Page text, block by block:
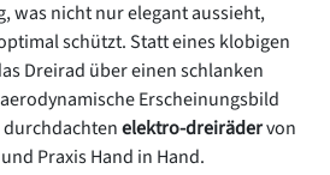
was nicht nur elegant aussieht,
schützt. Statt eines klobigen
Dreirad über einen schlanken
Erscheinungsbild
elektro-dreirädervon
Praxis Hand in Hand.